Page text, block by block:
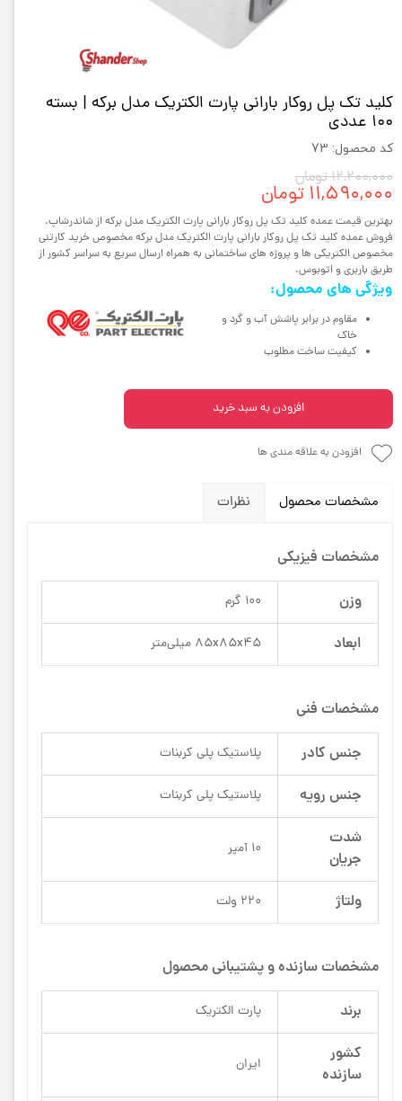
کلید تک پل روکار بارانی پارت الکتریک مدل برکه | بسته
100 عددی
کد محصول: 73
۱۲,۲۰۰,۰۰۰ تومان
۱۱,۵۹۰,۰۰۰ تومان
بهترین قیمت عمده کلید تک پل روکار بارانی پارت الکتریک مدل برکه از شاندرشاپ.
فروش عمده کلید تک پل روکار بارانی پارت الکتریک مدل برکه مخصوص خرید کارتنی
مخصوص الکتریکی ها و پروژه های ساختمانی به همراه ارسال سریع به سراسر کشور از
طریق باربری و اتوبوس.
ویژگی های محصول:
مقاوم در برابر پاشش آب و گرد و
خاک
کیفیت ساخت مطلوب
افزودن به سبد خرید
افزودن به علاقه مندی ها
مشخصات محصول نظرات
مشخصات فیزیکی
وزن 100 گرم
ابعاد 85x85x45 میلی‌متر
مشخصات فنی
جنس کادر پلاستیک پلی کربنات
جنس رویه پلاستیک پلی کربنات
شدت
جریان
10 آمپر
ولتاژ 220 ولت
مشخصات سازنده و پشتیبانی محصول
برند پارت الکتریک
کشور
سازنده
ایران